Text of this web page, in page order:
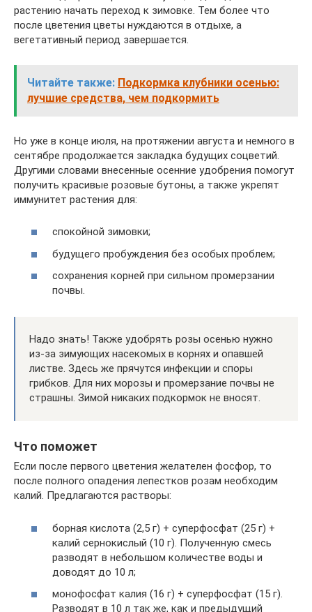
растению начать переход к зимовке. Тем более что
после цветения цветы нуждаются в отдыхе, а
вегетативный период завершается.
Читайте также: Подкормка клубники осенью:
лучшие средства, чем подкормить
Но уже в конце июля, на протяжении августа и немного в
сентябре продолжается закладка будущих соцветий.
Другими словами внесенные осенние удобрения помогут
получить красивые розовые бутоны, а также укрепят
иммунитет растения для:
спокойной зимовки;
будущего пробуждения без особых проблем;
сохранения корней при сильном промерзании
почвы.
Надо знать! Также удобрять розы осенью нужно
из-за зимующих насекомых в корнях и опавшей
листве. Здесь же прячутся инфекции и споры
грибков. Для них морозы и промерзание почвы не
страшны. Зимой никаких подкормок не вносят.
Что поможет
Если после первого цветения желателен фосфор, то
после полного опадения лепестков розам необходим
калий. Предлагаются растворы:
борная кислота (2,5 г) + суперфосфат (25 г) +
калий сернокислый (10 г). Полученную смесь
разводят в небольшом количестве воды и
доводят до 10 л;
монофосфат калия (16 г) + суперфосфат (15 г).
Разводят в 10 л так же, как и предыдущий